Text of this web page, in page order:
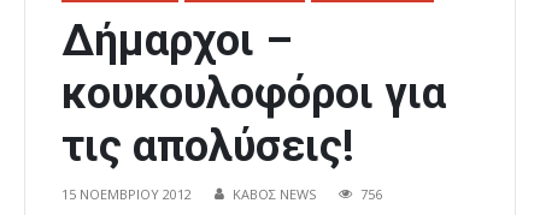
Δήμαρχοι –
κουκουλοφόροι για
τις απολύσεις!
15 ΝΟΕΜΒΡΊΟΥ 2012 ΚΑΒΟΣ NEWS 756